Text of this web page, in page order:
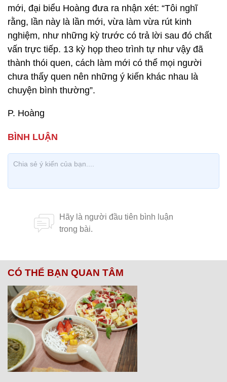
mới, đại biểu Hoàng đưa ra nhận xét: “Tôi nghĩ
rằng, lần này là lần mới, vừa làm vừa rút kinh
nghiệm, như những kỳ trước có trả lời sau đó chất
vấn trực tiếp. 13 kỳ họp theo trình tự như vậy đã
thành thói quen, cách làm mới có thể mọi người
chưa thấy quen nên những ý kiến khác nhau là
chuyện bình thường”.
P. Hoàng
CÓ THỂ BẠN QUAN TÂM